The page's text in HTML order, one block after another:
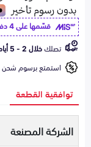
قسّمها على 4 دفعات ابتداء من
تصلكخلال 2 - 5 أيام عمل
استمتع برسوم شحن
توافقية القطعة
الشركة المصنعة